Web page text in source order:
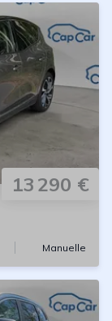
13 290 €
Manuelle